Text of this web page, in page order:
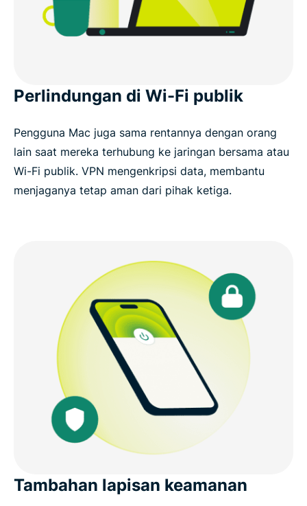
Perlindungan di Wi-Fi publik
Pengguna Mac juga sama rentannya dengan orang
lain saat mereka terhubung ke jaringan bersama atau
Wi-Fi publik. VPN mengenkripsi data, membantu
menjaganya tetap aman dari pihak ketiga.
Tambahan lapisan keamanan